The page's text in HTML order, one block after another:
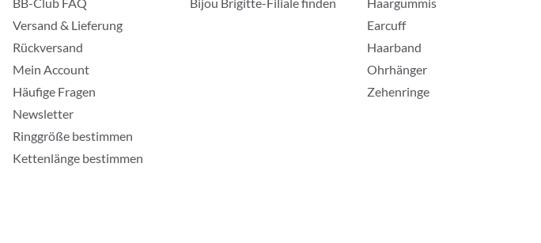
Versand & Lieferung
Rückversand
Mein Account
Häufige Fragen
Newsletter
Ringgröße bestimmen
Kettenlänge bestimmen
Earcuff
Haarband
Ohrhänger
Zehenringe